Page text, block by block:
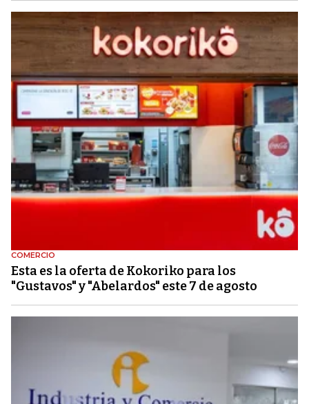
COMERCIO
Esta es la oferta de Kokoriko para los
"Gustavos" y "Abelardos" este 7 de agosto